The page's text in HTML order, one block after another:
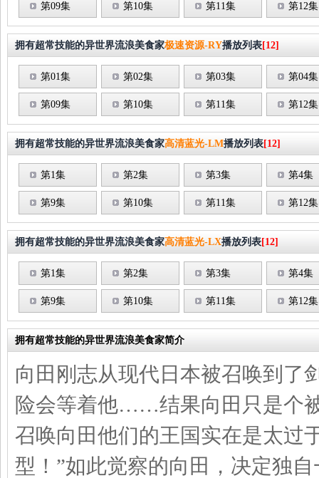
第09集 第10集 第11集 第12集
拥有超常技能的异世界流浪美食家极速资源-RY播放列表[12]
第01集 第02集 第03集 第04集
第09集 第10集 第11集 第12集
拥有超常技能的异世界流浪美食家高清蓝光-LM播放列表[12]
第1集 第2集 第3集 第4集
第9集 第10集 第11集 第12集
拥有超常技能的异世界流浪美食家高清蓝光-LX播放列表[12]
第1集 第2集 第3集 第4集
第9集 第10集 第11集 第12集
拥有超常技能的异世界流浪美食家简介
向田刚志从现代日本被召唤到了
险会等着他……结果向田只是个
召唤向田他们的王国实在是太过
型！”如此觉察的向田，决定独